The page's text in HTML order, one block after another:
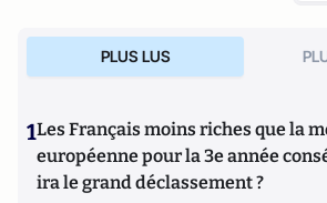
PLUS LUS
1Les Français moins riches que la
européenne pour la 3e année
ira le grand déclassement ?